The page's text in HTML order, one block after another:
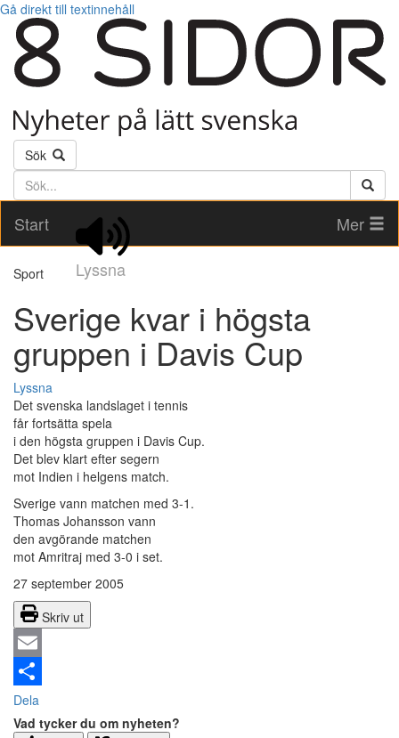
Gå direkt till textinnehåll
Sök
Söktext
Start
Lyssna
Mer
Sport
Sverige kvar i högsta
gruppen i Davis Cup
Lyssna
Det svenska landslaget i tennis
får fortsätta spela
i den högsta gruppen i Davis Cup.
Det blev klart efter segern
mot Indien i helgens match.
Sverige vann matchen med 3-1.
Thomas Johansson vann
den avgörande matchen
mot Amritraj med 3-0 i set.
27 september 2005
Skriv ut
Email
Dela
Vad tycker du om nyheten?